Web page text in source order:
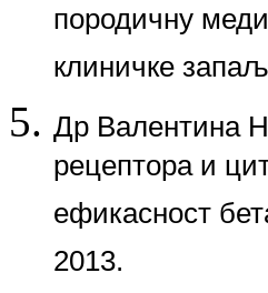
породичну
клиничке
Др Валентина
рецептора и
ефикасност
2013.